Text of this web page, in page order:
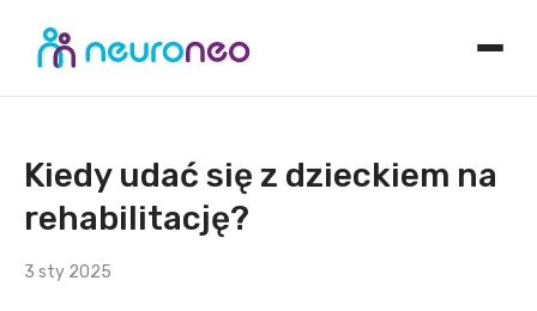
Kiedy udać się z dzieckiem na
rehabilitację?
3 sty 2025